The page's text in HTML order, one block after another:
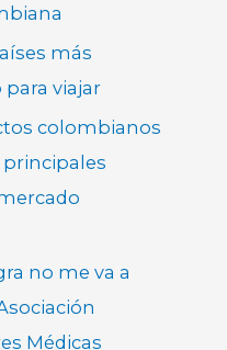
más
viajar
colombianos
no me va a
Médicas